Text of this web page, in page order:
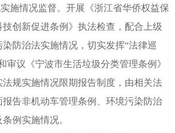
施情况监督。开展《浙江省华侨权益保
创新促进条例》执法检查，配合上级
染防治法实施情况，切实发挥“法律巡
审议《宁波市生活垃圾分类管理条例》
规实施情况限期报告制度，由相关法
告非机动车管理条例、环境污染防治
例实施情况。